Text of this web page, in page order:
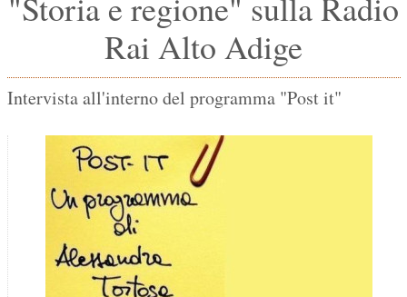
Rai Alto Adige
Intervista all'interno del programma "Post it"